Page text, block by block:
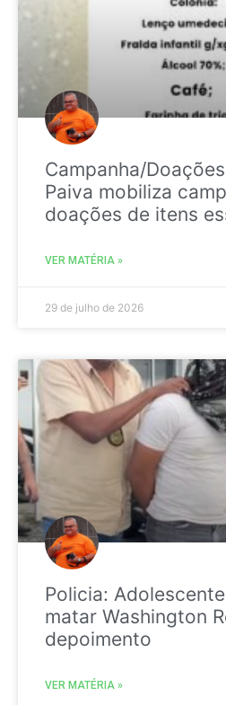
Campanha/
Paiva mobiliza
doações de itens
VER MATÉRIA »
29 de julho de 2026
Policia:
matar Washington
depoimento
VER MATÉRIA »